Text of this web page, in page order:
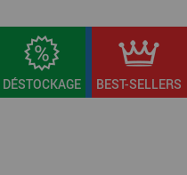
DÉSTOCKAGE BEST-SELLERS